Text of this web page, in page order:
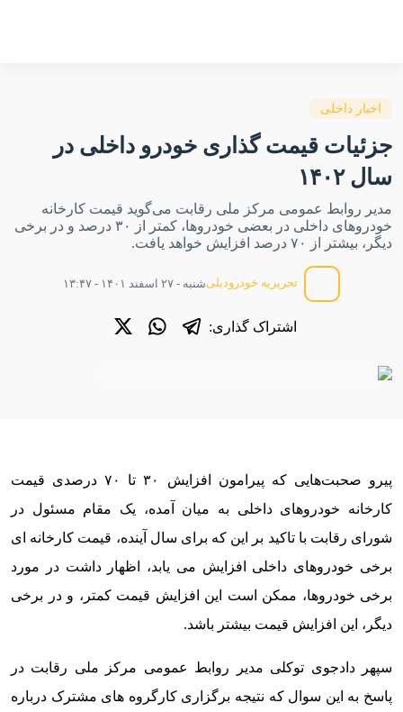
اخبار داخلی
جزئیات قیمت گذاری خودرو داخلی در
سال ۱۴۰۲
مدیر روابط عمومی مرکز ملی رقابت می‌گوید قیمت کارخانه
خودروهای داخلی در بعضی خودروها، کمتر از ۳۰ درصد و در برخی
دیگر، بیشتر از ۷۰ درصد افزایش خواهد یافت.
تحریریه خودرودیلیشنبه - ۲۷ اسفند ۱۴۰۱ - ۱۳:۴۷
اشتراک گذاری:
پیرو صحبت‌هایی که پیرامون افزایش ۳۰ تا ۷۰ درصدی قیمت
کارخانه خودروهای داخلی به میان آمده، یک مقام مسئول در
شورای رقابت با تاکید بر این که برای سال آینده، قیمت کارخانه ای
برخی خودروهای داخلی افزایش می یابد، اظهار داشت در مورد
برخی خودروها، ممکن است این افزایش قیمت کمتر، و در برخی
دیگر، این افزایش قیمت بیشتر باشد.
سپهر دادجوی توکلی مدیر روابط عمومی مرکز ملی رقابت در
پاسخ به این سوال که نتیجه برگزاری کارگروه های مشترک درباره